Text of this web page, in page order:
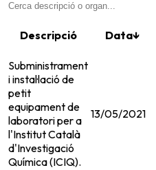
Descripció Data↓
Subministrament
i instal·lació de
petit
equipament de
laboratori per a
l'Institut Català
d'Investigació
Química (ICIQ).
13/05/2021